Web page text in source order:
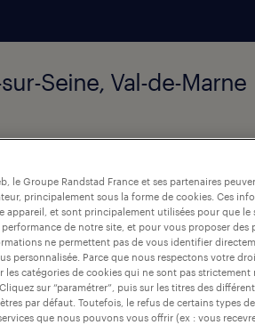
Seine, Val-de-Marne
de ehpad (f/h)
vitry-sur-seine, val-de-marne
vacation
le Groupe Randstad France et ses partenaires
principalement sous la forme de cookies. Ces
appareil, et sont principalement utilisées pour que
de notre site, et pour vous proposer des
ne permettent pas de vous identifier
personnalisée. Parce que nous respectons votre
les catégories de cookies qui ne sont pas strictement
sur “paramétrer”, puis sur les titres des
par défaut. Toutefois, le refus de certains types
que nous pouvons vous offrir (ex : vous